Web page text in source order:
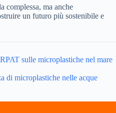
complessa, ma anche
un futuro più sostenibile e
sulle microplastiche nel mare
di microplastiche nelle acque